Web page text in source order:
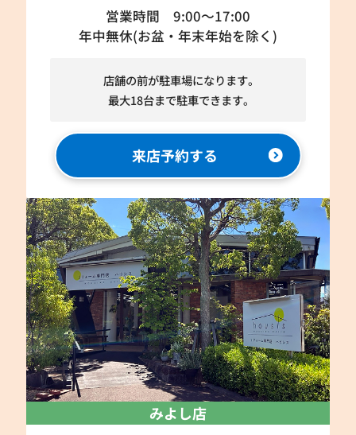
営業時間 9:00～17:00
年中無休(お盆・年末年始を除く)
店舗の前が駐車場になります。
最大18台まで駐車できます。
来店予約する
みよし店